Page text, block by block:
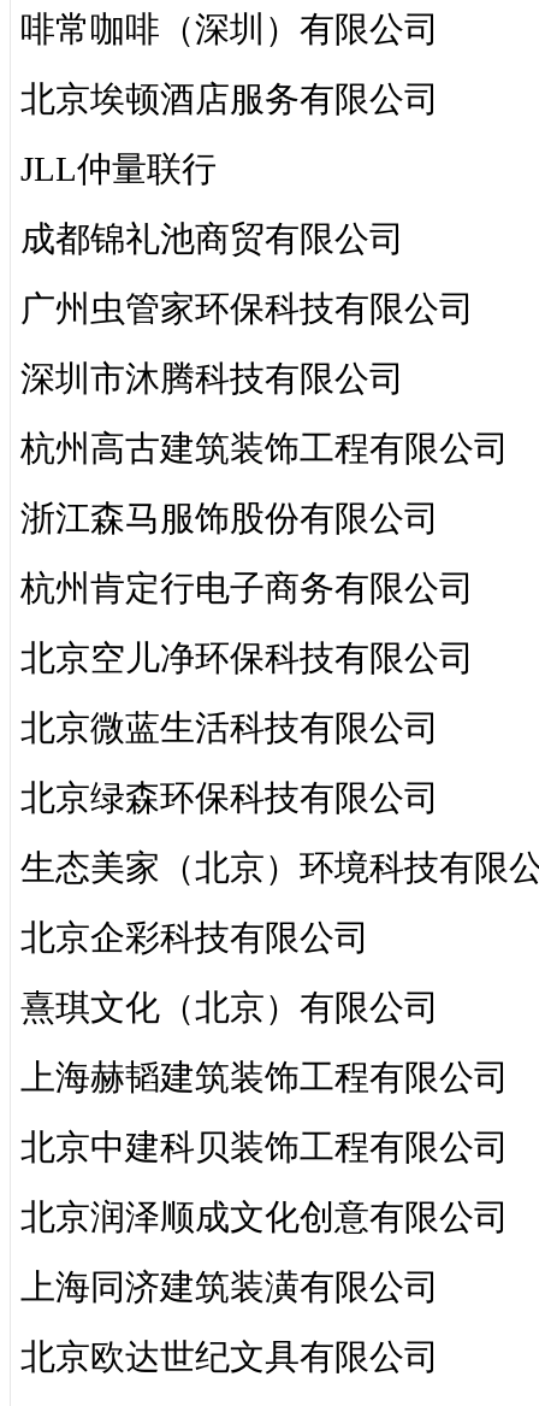
啡常咖啡（深圳）有限公司
北京埃顿酒店服务有限公司
JLL仲量联行
成都锦礼池商贸有限公司
广州虫管家环保科技有限公司
深圳市沐腾科技有限公司
杭州高古建筑装饰工程有限公司
浙江森马服饰股份有限公司
杭州肯定行电子商务有限公司
北京空儿净环保科技有限公司
北京微蓝生活科技有限公司
北京绿森环保科技有限公司
生态美家（北京）环境科技有限
北京企彩科技有限公司
熹琪文化（北京）有限公司
上海赫韬建筑装饰工程有限公司
北京中建科贝装饰工程有限公司
北京润泽顺成文化创意有限公司
上海同济建筑装潢有限公司
北京欧达世纪文具有限公司